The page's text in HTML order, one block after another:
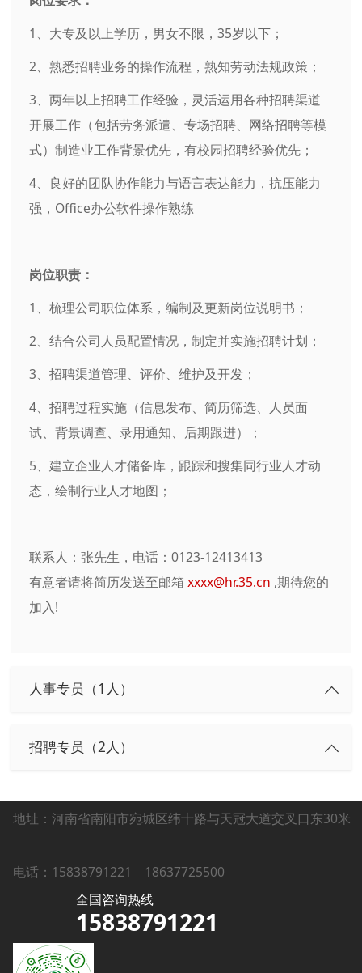
1、大专及以上学历，男女不限，35岁以下；
2、熟悉招聘业务的操作流程，熟知劳动法规政策；
3、两年以上招聘工作经验，灵活运用各种招聘渠道
开展工作（包括劳务派遣、专场招聘、网络招聘等模
式）制造业工作背景优先，有校园招聘经验优先；
4、良好的团队协作能力与语言表达能力，抗压能力
强，Office办公软件操作熟练
岗位职责：
1、梳理公司职位体系，编制及更新岗位说明书；
2、结合公司人员配置情况，制定并实施招聘计划；
3、招聘渠道管理、评价、维护及开发；
4、招聘过程实施（信息发布、简历筛选、人员面
试、背景调查、录用通知、后期跟进）；
5、建立企业人才储备库，跟踪和搜集同行业人才动
态，绘制行业人才地图；
联系人：张先生，电话：0123-12413413
有意者请将简历发送至邮箱xxxx@hr.35.cn ,期待您的
加入!
人事专员（1人）
招聘专员（2人）
地址：河南省南阳市宛城区纬十路与天冠大道交叉口东30米
电话：15838791221
18637725500
全国咨询热线
15838791221